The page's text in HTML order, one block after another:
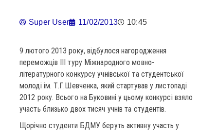
Super User 11/02/2013 10:45
9 лютого 2013 року, відбулося нагородження
переможців ІІІ туру Міжнародного мовно-
літературного конкурсу учнівської та студентської
молоді ім. Т.Г.Шевченка, який стартував у листопаді
2012 року. Всього на Буковині у цьому конкурсі взяло
участь близько двох тисяч учнів та студентів.
Щорічно студенти БДМУ беруть активну участь у